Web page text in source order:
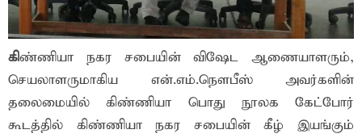
கிண்ணியா நகர சபையின் விஷேட ஆணையாளரும்,
செயலாளருமாகிய என்.எம்.நெளபீஸ் அவர்களின்
தலைமையில் கிண்ணியா பொது நூலக கேட்போர்
கூடத்தில் கிண்ணியா நகர சபையின் கீழ் இயங்கும்